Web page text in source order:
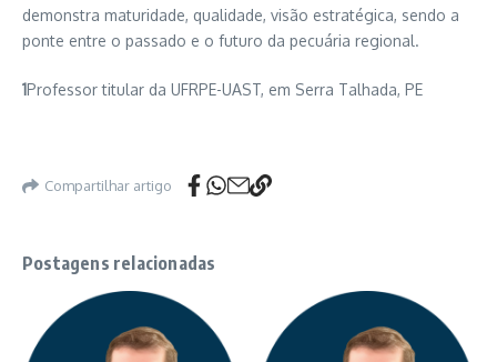
demonstra maturidade, qualidade, visão estratégica, sendo a
ponte entre o passado e o futuro da pecuária regional.
1Professor titular da UFRPE-UAST, em Serra Talhada, PE
Compartilhar artigo
Postagens relacionadas